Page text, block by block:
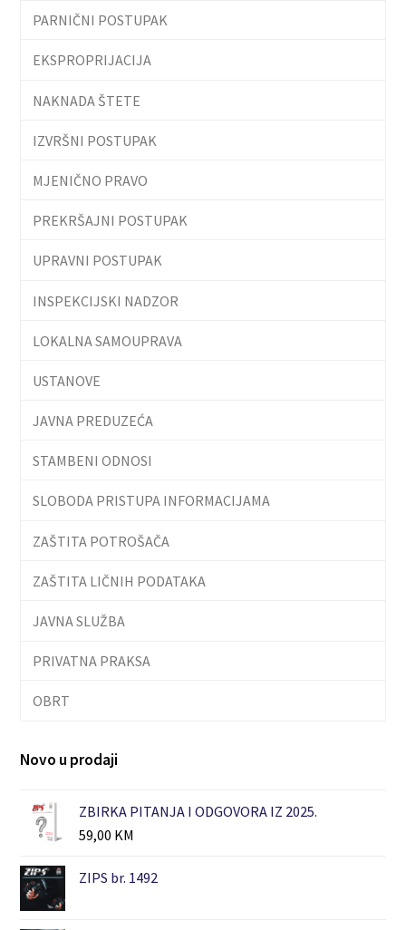
PARNIČNI POSTUPAK
EKSPROPRIJACIJA
NAKNADA ŠTETE
IZVRŠNI POSTUPAK
MJENIČNO PRAVO
PREKRŠAJNI POSTUPAK
UPRAVNI POSTUPAK
INSPEKCIJSKI NADZOR
LOKALNA SAMOUPRAVA
USTANOVE
JAVNA PREDUZEĆA
STAMBENI ODNOSI
SLOBODA PRISTUPA INFORMACIJAMA
ZAŠTITA POTROŠAČA
ZAŠTITA LIČNIH PODATAKA
JAVNA SLUŽBA
PRIVATNA PRAKSA
OBRT
Novo u prodaji
ZBIRKA PITANJA I ODGOVORA IZ 2025.
59,00 KM
ZIPS br. 1492